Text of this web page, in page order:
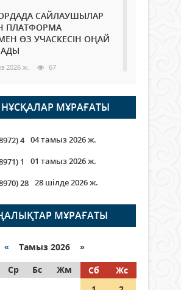
САЙЛАУШЫЛАР
ПЛАТФОРМА
ӨЗ УЧАСКЕСІН ОҢАЙ
2026 ж. 67
Қызылорда облысы
департаменті 20
көрерменнің
қамтамасыз етті
2026 ж.
АРҚЫЛЫ ҚАЛАЙ
2026 ж. 242
Казахстана,
2026 ж. 122
НҰСҚАЛАР МҰРАҒАТЫ
4 04 тамыз 2026 ж.
1
01 тамыз 2026 ж.
28 28 шілде 2026 ж.
МҰРАҒАТЫ
« Тамыз 2026 »
Ср Бс Жм Сб
Жс